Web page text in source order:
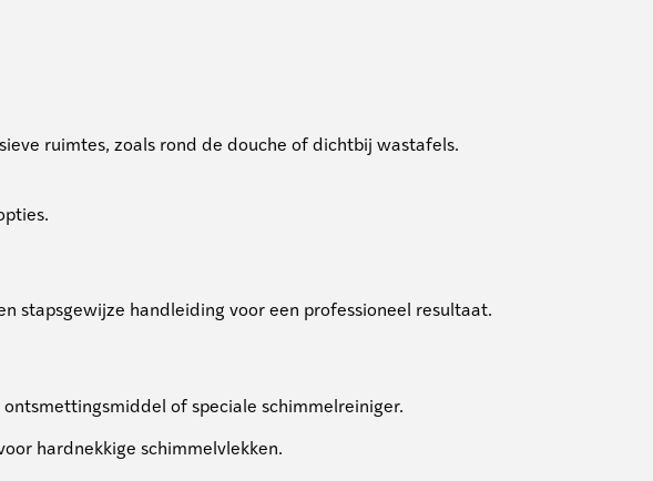
ruimtes, zoals rond de douche of dichtbij wastafels.
stapsgewijze handleiding voor een professioneel resultaat.
of speciale schimmelreiniger.
hardnekkige schimmelvlekken.